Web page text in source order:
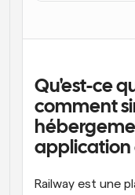
Qu'est-ce
comment
application
Railway est une